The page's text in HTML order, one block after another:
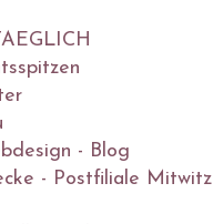
- Blog
- Postfiliale Mitwitz